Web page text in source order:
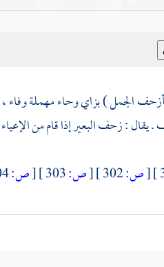
الجمل ) بزاي وحاء مهملة وفاء
يقال : زحف البعير إذا قام من
[ص: [ص: [ص: